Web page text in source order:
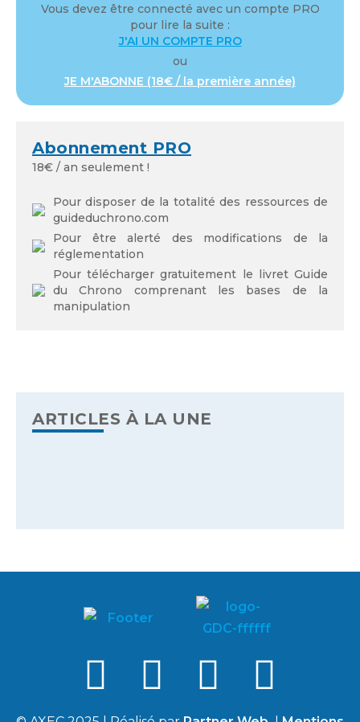
Vous devez être connecté avec un compte PRO
pour lire la suite :
J'AI UN COMPTE PRO
ou
JE M'ABONNE (18€ / la première année)
Abonnement PRO
18€ / an seulement !
Pour disposer de la totalité des ressources de
guideduchrono.com
Pour être alerté des modifications de la
réglementation
Pour télécharger gratuitement le livret Guide
du Chrono comprenant les bases de la
manipulation
Mot de passe oublié
ARTICLES À LA UNE